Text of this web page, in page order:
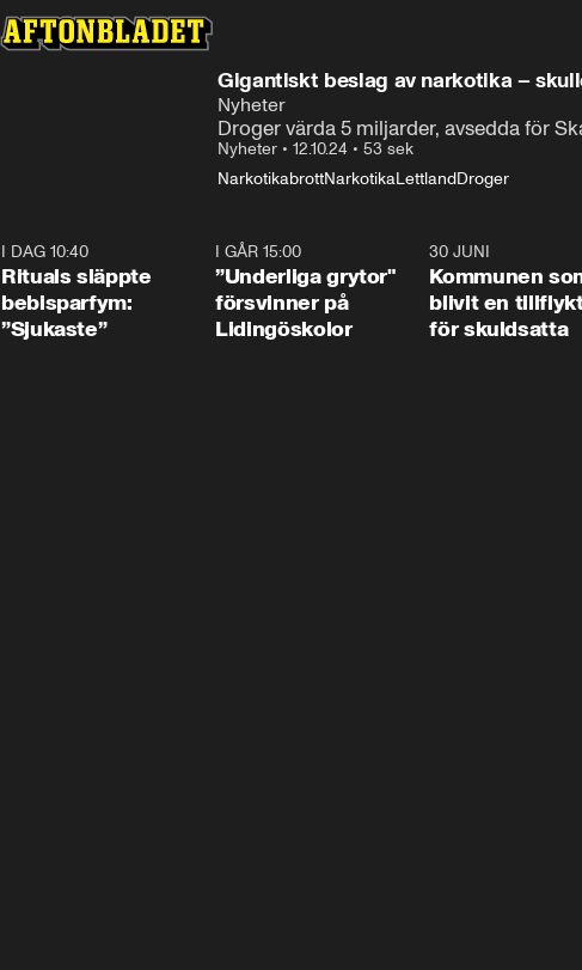
Gigantiskt beslag av narkotika –
Nyheter
Droger värda 5 miljarder, avsedda för
Nyheter • 12.10.24 • 53 sek
NarkotikabrottNarkotikaLettlandDroger
I DAG 10:40
Rituals släppte
bebisparfym:
”Sjukaste”
1:07
I GÅR 15:00
”Underliga grytor"
försvinner på
Lidingöskolor
30 JUNI
Kommunen
blivit en
för skuldsatta